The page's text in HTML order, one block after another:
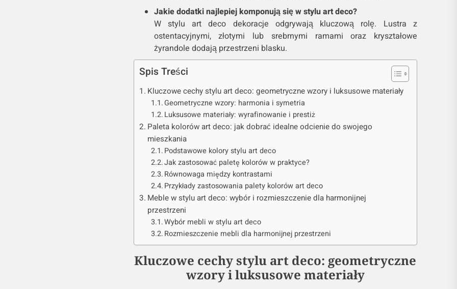
Jakie dodatki najlepiej komponują się w stylu art deco?
W stylu art deco dekoracje odgrywają kluczową rolę. Lustra z
ostentacyjnymi, złotymi lub srebrnymi ramami oraz kryształowe
żyrandole dodają przestrzeni blasku.
Spis Treści
Kluczowe cechy stylu art deco: geometryczne wzory i luksusowe materiały
Geometryczne wzory: harmonia i symetria
Luksusowe materiały: wyrafinowanie i prestiż
Paleta kolorów art deco: jak dobrać idealne odcienie do swojego
mieszkania
Podstawowe kolory stylu art deco
Jak zastosować paletę kolorów w praktyce?
Równowaga między kontrastami
Przykłady zastosowania palety kolorów art deco
Meble w stylu art deco: wybór i rozmieszczenie dla harmonijnej
przestrzeni
Wybór mebli w stylu art deco
Rozmieszczenie mebli dla harmonijnej przestrzeni
Kluczowe cechy stylu art deco: geometryczne
wzory i luksusowe materiały